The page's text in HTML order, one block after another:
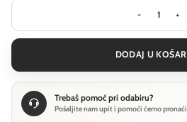
DODAJ U
Trebaš pomoć pri odabiru?
Pošaljite nam upit i pomoći ćemo